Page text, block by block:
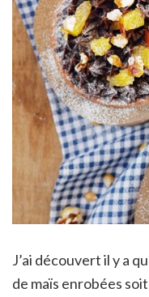
J’ai découvert il y a
de maïs enrobées